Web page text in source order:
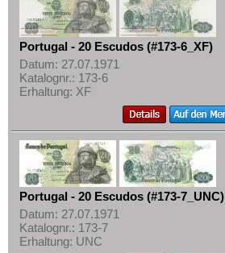
Portugal - 20 Escudos (#173-6_XF)
Datum: 27.07.1971
Katalognr.: 173-6
Erhaltung: XF
Portugal - 20 Escudos (#173-7_UNC)
Datum: 27.07.1971
Katalognr.: 173-7
Erhaltung: UNC